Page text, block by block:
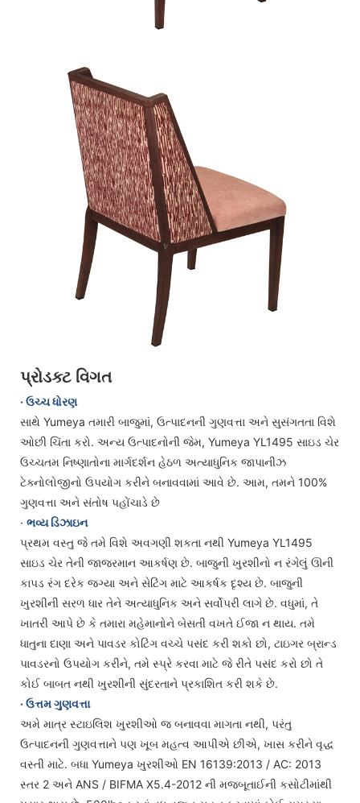
પ્રોડક્ટ વિગત
· ઉચ્ચ ધોરણ
સાથે Yumeya તમારી બાજુમાં, ઉત્પાદનની ગુણવત્તા અને સુસંગતતા વિશે
ઓછી ચિંતા કરો. અન્ય ઉત્પાદનોની જેમ, Yumeya YL1495 સાઇડ ચેર
ઉચ્ચતમ નિષ્ણાતોના માર્ગદર્શન હેઠળ અત્યાધુનિક જાપાનીઝ
ટેક્નોલોજીનો ઉપયોગ કરીને બનાવવામાં આવે છે. આમ, તમને 100%
ગુણવત્તા અને સંતોષ પહોંચાડે છે
· ભવ્ય ડિઝાઇન
પ્રથમ વસ્તુ જે તમે વિશે અવગણી શકતા નથી Yumeya YL1495
સાઇડ ચેર તેની જાજરમાન આકર્ષણ છે. બાજુની ખુરશીનો ન રંગેલું ઊની
કાપડ રંગ દરેક જગ્યા અને સેટિંગ માટે આકર્ષક દૃશ્ય છે. બાજુની
ખુરશીની સરળ ધાર તેને અત્યાધુનિક અને સર્વોપરી લાગે છે. વધુમાં, તે
ખાતરી આપે છે કે તમારા મહેમાનોને બેસતી વખતે ઈજા ન થાય. તમે
ધાતુના દાણા અને પાવડર કોટિંગ વચ્ચે પસંદ કરી શકો છો, ટાઇગર બ્રાન્ડ
પાવડરનો ઉપયોગ કરીને, તમે સ્પ્રે કરવા માટે જે રીતે પસંદ કરો છો તે
કોઈ બાબત નથી ખુરશીની સુંદરતાને પ્રકાશિત કરી શકે છે.
· ઉત્તમ ગુણવત્તા
અમે માત્ર સ્ટાઇલિશ ખુરશીઓ જ બનાવવા માગતા નથી, પરંતુ
ઉત્પાદનની ગુણવત્તાને પણ ખૂબ મહત્વ આપીએ છીએ, ખાસ કરીને વૃદ્ધ
વસ્તી માટે. બધા Yumeya ખુરશીઓ EN 16139:2013 / AC: 2013
સ્તર 2 અને ANS / BIFMA X5.4-2012 ની મજબૂતાઈની કસોટીમાંથી